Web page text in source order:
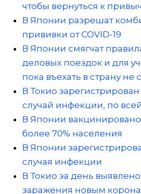
чтобы вернуться к
В Японии разрешат
прививки от COVID-19
В Японии смягчат
деловых поездок и для
пока въехать в страну не
В Токио зарегистрирован
случай инфекции, по
В Японии вакцинировано
более 70% населения
В Японии
случая инфекции
В Токио за день
заражения новым